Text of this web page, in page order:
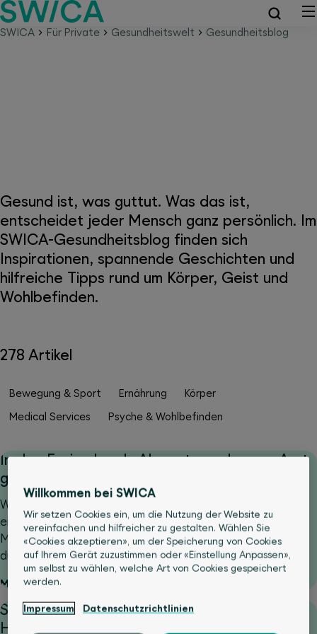
SWICA Für Private Gesundheitswelt Gesundheitsblog
Gesund ist, was guttut. Was das ist,
entscheidet jeder Mensch ganz persönlich. Im
SWICA-Gesundheitsblog finden sich
Inspirationen, spannende Geschichten und
hilfreiche Tipps rund um Körper, Geist und
Wohlbefinden.
278 Artikel
Bewegung & Sport Ernährung
Körper
Medical Services
Psyche & Wohlbefinden
In den Ferien krank: Abwarten oder zum Arzt
gehen?
Was tun, wenn man im Ausland krank wird und nicht
einschätzen kann, wie ernst es ist? Genau in solchen
Momenten zeigt sich, wie wertvoll schnelle Orientierung
durch santé24 sein kann.
Mehr lesen
Schlafprobleme: Nach 54 Jahren fand Pierre
Hilfe
Willkommen bei SWICA
Wir setzen Cookies ein, um die Nutzung der Website zu
vereinfachen und hilfreicher zu gestalten. Wählen Sie
«Cookies akzeptieren», um der Speicherung von Cookies
auf Ihrem Gerät zuzustimmen oder «Einstellung Anpassen»,
um selbst zu wählen, welche Art von Cookies gespeichert
werden.
Impressum Datenschutzrichtlinien